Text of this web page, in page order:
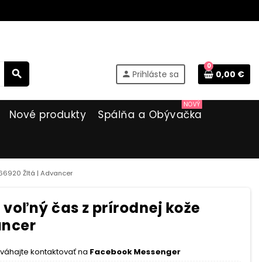
search person Prihláste sa
0
0,00 €
Nové produkty Spálňa a Obývačka
NOVÝ
Žltá | Advancer
čas z prírodnej kože
kontaktovať na Facebook Messenger